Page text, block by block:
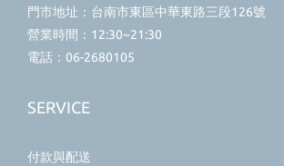
門市地址：台南市東區中華東路三段126號
營業時間：12:30~21:30
電話：06-2680105
SERVICE
付款與配送